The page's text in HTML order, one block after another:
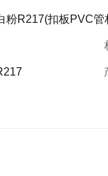
粉R217(扣板PVC管